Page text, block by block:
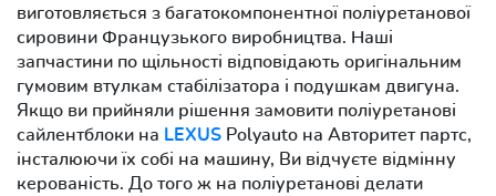
виготовляється з багатокомпонентної поліуретанової
сировини Французького виробництва. Наші
запчастини по щільності відповідають оригінальним
гумовим втулкам стабілізатора і подушкам двигуна.
Якщо ви прийняли рішення замовити поліуретанові
сайлентблоки на LEXUS Polyauto на Авторитет партс,
інсталюючи їх собі на машину, Ви відчуєте відмінну
керованість. До того ж на поліуретанові делати